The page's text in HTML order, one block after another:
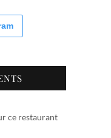
ce restaurant